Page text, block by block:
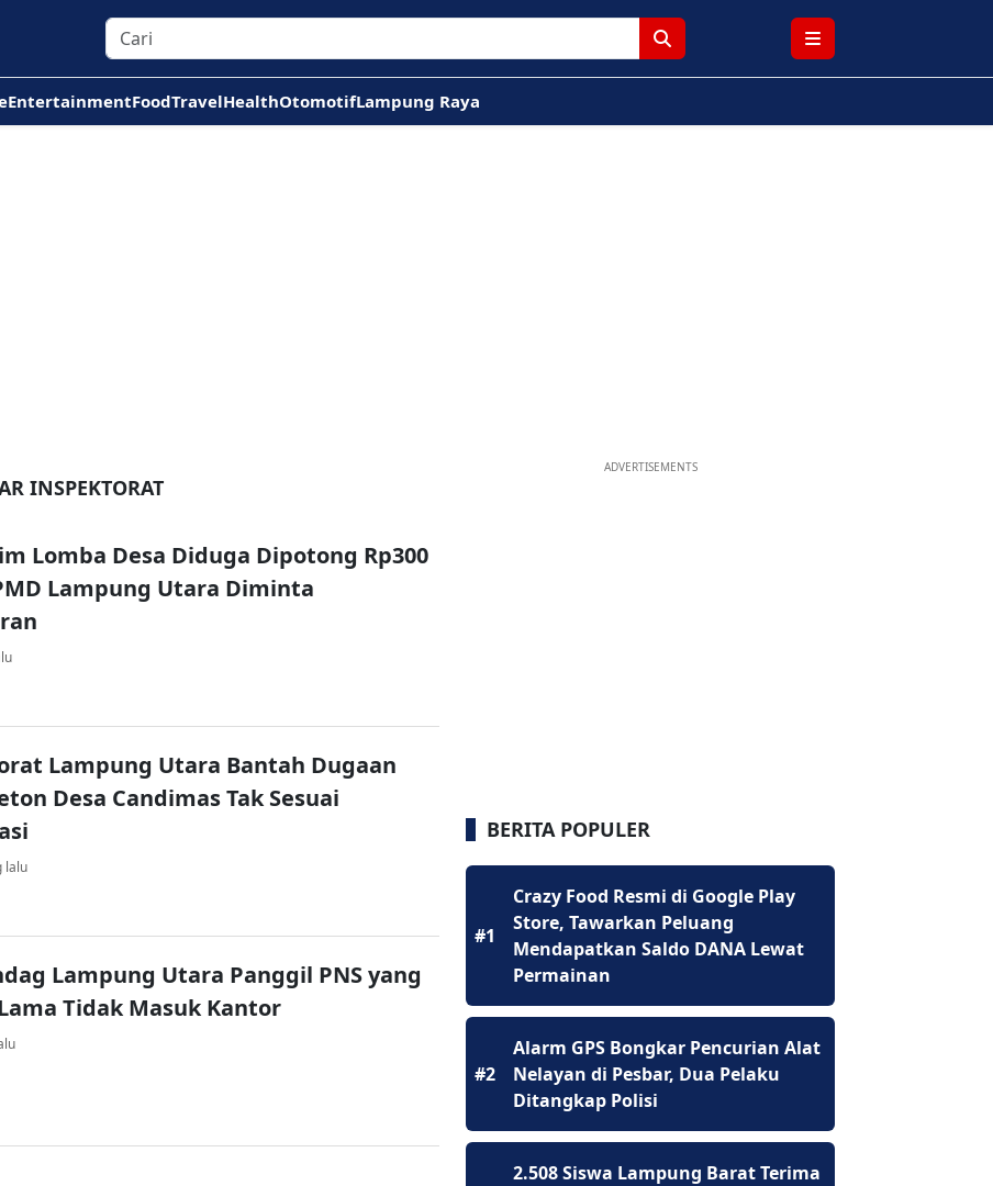
EntertainmentFoodTravelHealthOtomotifLampung Raya
INSPEKTORAT
Lomba Desa Diduga Dipotong Rp300
Lampung Utara Diminta
Lampung Utara Bantah Dugaan
Desa Candimas Tak Sesuai
lalu
Lampung Utara Panggil PNS yang
Tidak Masuk Kantor
ADVERTISEMENTS
BERITA POPULER
#1
Crazy Food Resmi di Google Play
Store, Tawarkan Peluang
Mendapatkan Saldo DANA Lewat
Permainan
#2
Alarm GPS Bongkar Pencurian Alat
Nelayan di Pesbar, Dua Pelaku
Ditangkap Polisi
2.508 Siswa Lampung Barat Terima